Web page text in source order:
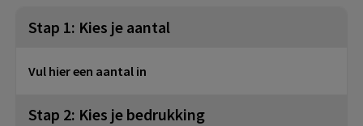
Stap 1: Kies je aantal
Vul hier een aantal in
Stap 2: Kies je bedrukking